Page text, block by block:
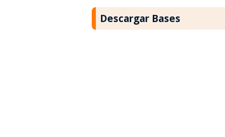
Descargar Bases